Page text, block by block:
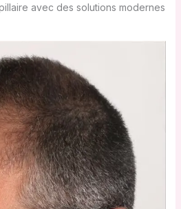
avec des solutions modernes